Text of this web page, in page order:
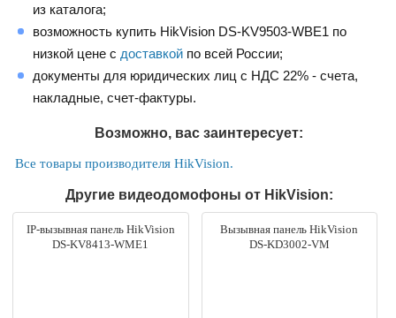
из каталога;
возможность купить HikVision DS-KV9503-WBE1 по
низкой цене с доставкой по всей России;
документы для юридических лиц с НДС 22% - счета,
накладные, счет-фактуры.
Возможно, вас заинтересует:
Все товары производителя HikVision.
Другие видеодомофоны от HikVision:
IP-вызывная панель HikVision
DS-KV8413-WME1
Вызывная панель HikVision
DS-KD3002-VM